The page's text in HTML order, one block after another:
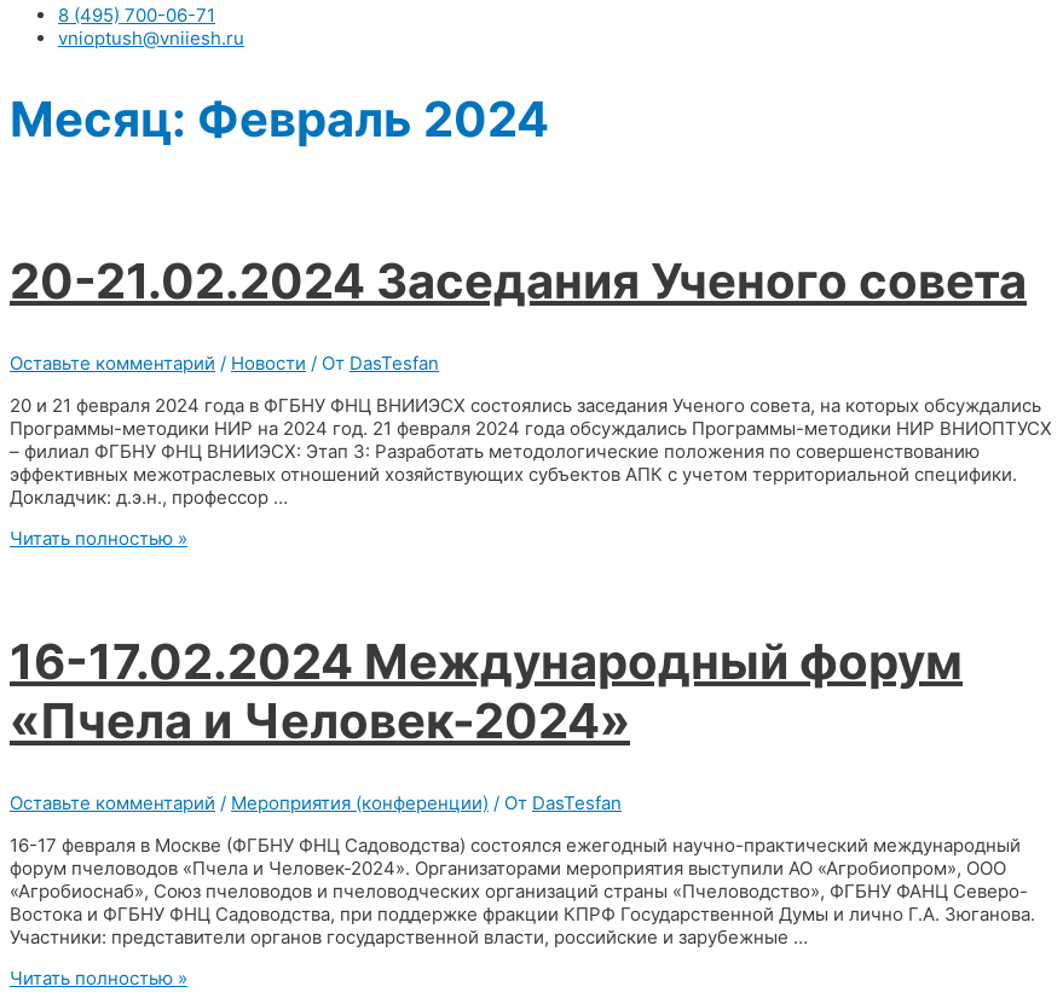
8 (495) 700-06-71
vnioptush@vniiesh.ru
Месяц: Февраль 2024
20-21.02.2024 Заседания Ученого совета
Оставьте комментарий / Новости / От DasTesfan
20 и 21 февраля 2024 года в ФГБНУ ФНЦ ВНИИЭСХ состоялись заседания Ученого совета, на которых обсуждались
Программы-методики НИР на 2024 год. 21 февраля 2024 года обсуждались Программы-методики НИР ВНИОПТУСХ
– филиал ФГБНУ ФНЦ ВНИИЭСХ: Этап 3: Разработать методологические положения по совершенствованию
эффективных межотраслевых отношений хозяйствующих субъектов АПК с учетом территориальной специфики.
Докладчик: д.э.н., профессор …
20-
Читать полностью »
16-17.02.2024 Международный форум
«Пчела и Человек-2024»
Оставьте комментарий / Мероприятия (конференции) / От DasTesfan
16-17 февраля в Москве (ФГБНУ ФНЦ Садоводства) состоялся ежегодный научно-практический международный
форум пчеловодов «Пчела и Человек-2024». Организаторами мероприятия выступили АО «Агробиопром», ООО
«Агробиоснаб», Союз пчеловодов и пчеловодческих организаций страны «Пчеловодство», ФГБНУ ФАНЦ Северо-
Востока и ФГБНУ ФНЦ Садоводства, при поддержке фракции КПРФ Государственной Думы и лично Г.А. Зюганова.
Участники: представители органов государственной власти, российские и зарубежные …
16-
Читать полностью »